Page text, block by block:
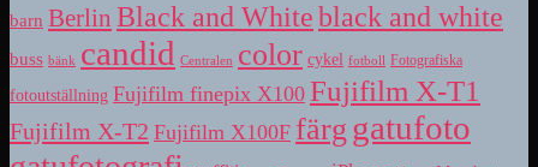
barn Berlin Black and Whiteblack and white
buss bänk candid Centralen color cykel fotboll Fotografiska
fotoutställning Fujifilm finepix X100 Fujifilm X-T1
Fujifilm X-T2 Fujifilm X100F färg gatufoto